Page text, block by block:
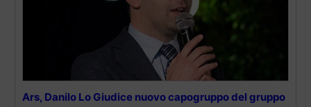
Ars, Danilo Lo Giudice nuovo capogruppo del gruppo